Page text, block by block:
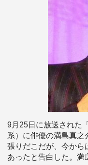
9月25日に放送された
系）に俳優の満島真之
張りだこだが、今から
あったと告白した。満